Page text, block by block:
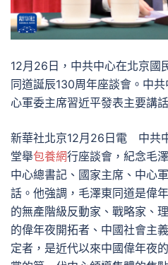
12月26日，中共中心在北京國
同道誕辰130周年座談會。中
心軍委主席習近平發表主要講
新華社北京12月26日電 中共
堂舉包養網行座談會，紀念毛
中心總書記、國家主席、中心
話。他強調，毛澤東同道是偉
的無產階級反動家、戰略家、
的偉年夜開拓者、中國社會主
定者，是近代以來中國偉年夜